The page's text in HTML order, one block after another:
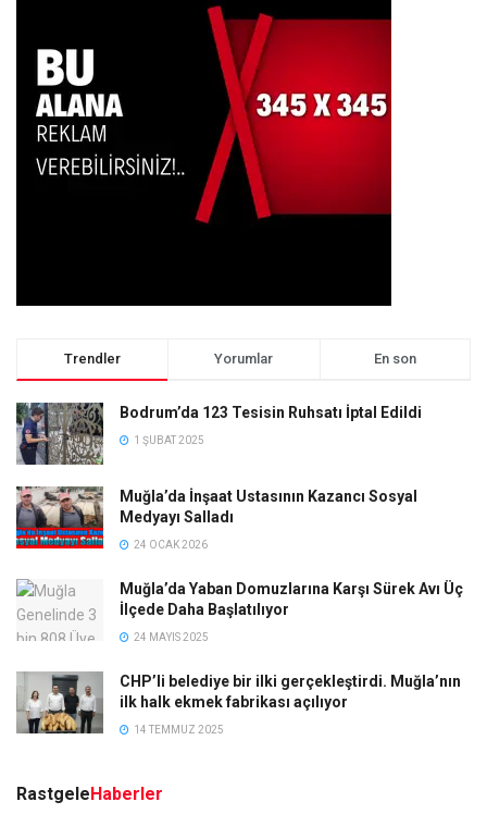
Trendler Yorumlar En son
Bodrum’da 123 Tesisin Ruhsatı İptal Edildi
1 ŞUBAT 2025
Muğla’da İnşaat Ustasının Kazancı Sosyal
Medyayı Salladı
24 OCAK 2026
Muğla’da Yaban Domuzlarına Karşı Sürek Avı Üç
İlçede Daha Başlatılıyor
24 MAYIS 2025
CHP’li belediye bir ilki gerçekleştirdi. Muğla’nın
ilk halk ekmek fabrikası açılıyor
14 TEMMUZ 2025
RastgeleHaberler